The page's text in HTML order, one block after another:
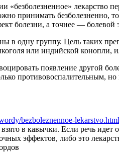
«безболезненное» лекарство
принимать безболезненно,
болезни, а точнее — болевой
в одну группу. Цель таких
или индийской конопли,
появление другой
противовоспалительным,
bezboleznennoe-lekarstvo.html
взято в кавычки. Если речь
эффектов, либо это